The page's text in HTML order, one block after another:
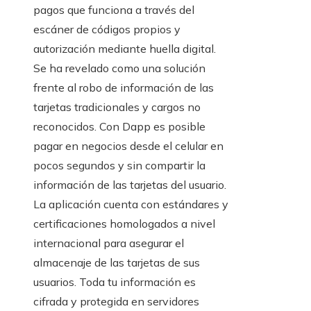
pagos que funciona a través del
escáner de códigos propios y
autorización mediante huella digital.
Se ha revelado como una solución
frente al robo de información de las
tarjetas tradicionales y cargos no
reconocidos. Con Dapp es posible
pagar en negocios desde el celular en
pocos segundos y sin compartir la
información de las tarjetas del usuario.
La aplicación cuenta con estándares y
certificaciones homologados a nivel
internacional para asegurar el
almacenaje de las tarjetas de sus
usuarios. Toda tu información es
cifrada y protegida en servidores